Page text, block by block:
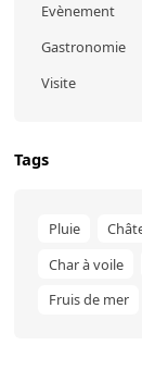
Evènement
Gastronomie
Visite
Tags
Pluie
Char à voile
Fruis de mer